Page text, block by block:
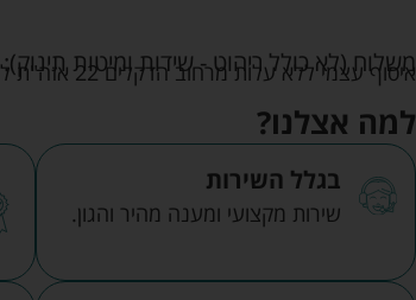
משלוח (לא כולל ריהוט - שידות ומיטות תינוק):
איסוף עצמי ללא עלות מרחוב הדקלים 22 אזה"ת לב הארץ ראש העין
למה אצלנו?
בגלל השירות
שירות מקצועי ומענה מהיר והגון.